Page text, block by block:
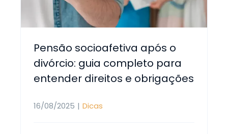
Pensão socioafetiva após o
divórcio: guia completo para
entender direitos e obrigações
16/08/2025 | Dicas